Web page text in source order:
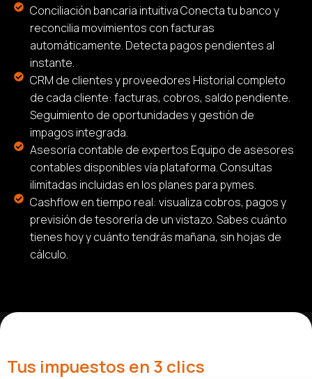
Conciliación bancaria intuitiva Conecta tu banco y
reconcilia movimientos con facturas
automáticamente. Detecta pagos pendientes al
instante.
CRM de clientes y proveedores Historial completo
de cada cliente: facturas, cobros, saldo pendiente.
Seguimiento de oportunidades y gestión de
impagos integrada.
Asesoría contable de expertos Equipo de asesores
contables disponibles vía plataforma. Consultas
ilimitadas incluidas en los planes para pymes.
Cashflow en tiempo real: visualiza cobros, pagos y
previsión de tesorería de un vistazo. Sabes cuánto
tienes hoy y cuánto tendrás mañana, sin hojas de
cálculo.
Tus impuestos en 3 clics